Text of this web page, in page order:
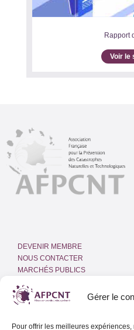
Gérer le
Pour offrir les meilleures
Rapport
Voir le
DEVENIR MEMBRE
NOUS CONTACTER
MARCHÉS PUBLICS
INTRANET